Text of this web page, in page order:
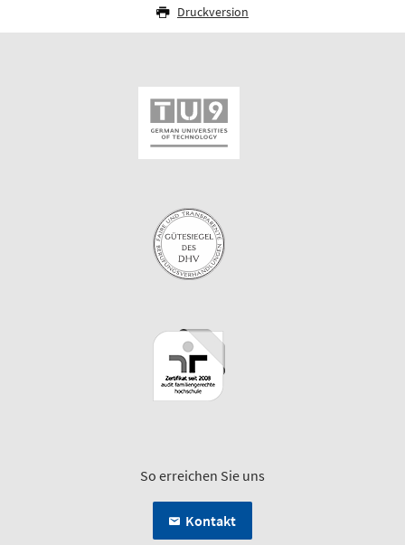
Druckversion
So erreichen Sie uns
Kontakt